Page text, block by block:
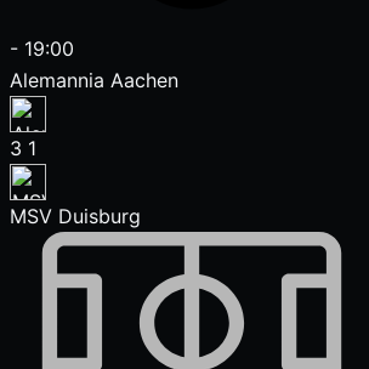
- 19:00
Alemannia Aachen
3 1
MSV Duisburg